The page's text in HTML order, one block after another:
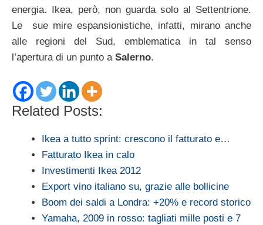
energia. Ikea, però, non guarda solo al Settentrione.
Le sue mire espansionistiche, infatti, mirano anche
alle regioni del Sud, emblematica in tal senso
l’apertura di un punto a Salerno.
Related Posts:
Ikea a tutto sprint: crescono il fatturato e…
Fatturato Ikea in calo
Investimenti Ikea 2012
Export vino italiano su, grazie alle bollicine
Boom dei saldi a Londra: +20% e record storico
Yamaha, 2009 in rosso: tagliati mille posti e 7